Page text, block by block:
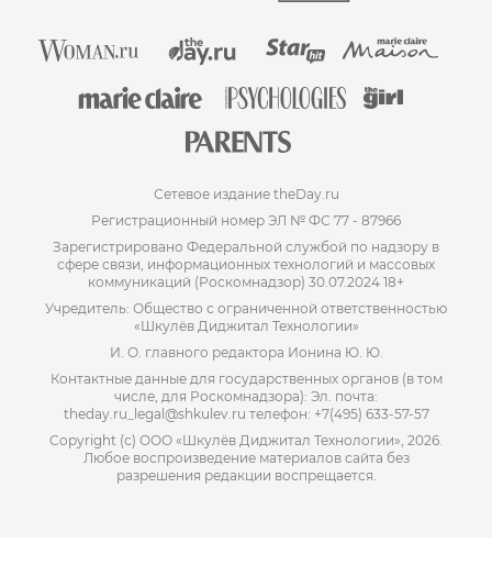
Сетевое издание theDay.ru
Регистрационный номер ЭЛ № ФС 77 - 87966
Зарегистрировано Федеральной службой по надзору в
сфере связи, информационных технологий и массовых
коммуникаций (Роскомнадзор) 30.07.2024 18+
Учредитель: Общество с ограниченной ответственностью
«Шкулёв Диджитал Технологии»
И. О. главного редактора Ионина Ю. Ю.
Контактные данные для государственных органов (в том
числе, для Роскомнадзора): Эл. почта:
theday.ru_legal@shkulev.ru телефон: +7(495) 633-57-57
Copyright (с) ООО «Шкулёв Диджитал Технологии», 2026.
Любое воспроизведение материалов сайта без
разрешения редакции воспрещается.